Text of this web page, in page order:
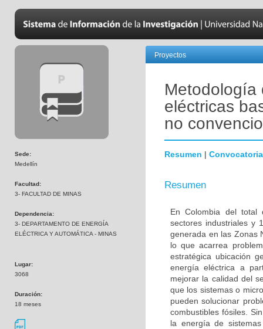
Sede:
Medellín
Facultad:
3- FACULTAD DE MINAS
Dependencia:
3- DEPARTAMENTO DE ENERGÍA
ELÉCTRICA Y AUTOMÁTICA - MINAS
Lugar:
3068
Duración:
18 meses
Proyectos
Metodología
eléctricas
no
Resumen | Convocatoria
Resumen
En Colombia del total
sectores industriales y
generada en las Zonas
lo que acarrea
estratégica ubicación
energía eléctrica a
mejorar la calidad del
que los sistemas o
pueden solucionar
combustibles fósiles.
la energía de